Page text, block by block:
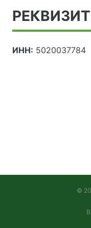
ИНН: 5020037784
©